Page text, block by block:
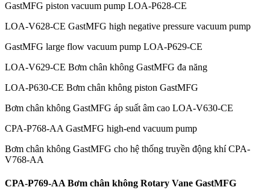
GastMFG piston vacuum pump LOA-P628-CE
LOA-V628-CE GastMFG high negative pressure vacuum pump
GastMFG large flow vacuum pump LOA-P629-CE
LOA-V629-CE Bơm chân không GastMFG đa năng
LOA-P630-CE Bơm chân không piston GastMFG
Bơm chân không GastMFG áp suất âm cao LOA-V630-CE
CPA-P768-AA GastMFG high-end vacuum pump
Bơm chân không GastMFG cho hệ thống truyền động khí CPA-
V768-AA
CPA-P769-AA Bơm chân không Rotary Vane GastMFG